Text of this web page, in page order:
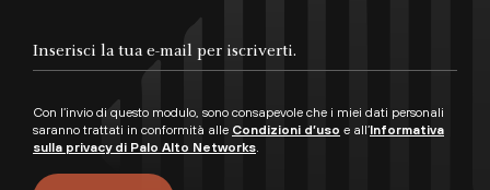
Con l’invio di questo modulo, sono consapevole che i miei dati personali
saranno trattati in conformità alle Condizioni d’uso e all’Informativa
sulla privacy di Palo Alto Networks.